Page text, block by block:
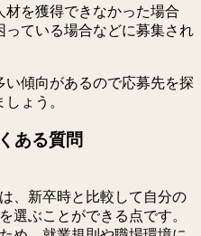
を獲得できなかった場合
ている場合などに募集され
傾向があるので応募先を探
ょう。
ある質問
、新卒時と比較して自分の
選ぶことができる点です。